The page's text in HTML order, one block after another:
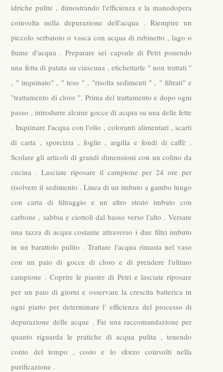
idriche pulite , dimostrando l'efficienza e la manodopera
coinvolta nella depurazione dell'acqua . Riempire un
piccolo serbatoio o vasca con acqua di rubinetto , lago o
fiume d'acqua . Preparare sei capsule di Petri ponendo
una fetta di patata su ciascuna , etichettarle " non trattati "
, " inquinato" , " teso " , "risolta sedimenti " , " filtrati" e
"trattamento di cloro ". Prima del trattamento e dopo ogni
passo , introdurre alcune gocce di acqua su una delle fette
. Inquinare l'acqua con l'olio , coloranti alimentari , scarti
di carta , sporcizia , foglie , argilla e fondi di caffè .
Scolare gli articoli di grandi dimensioni con un colino da
cucina . Lasciate riposare il campione per 24 ore per
risolvere il sedimento . Linea di un imbuto a gambo lungo
con carta di filtraggio e un altro strato imbuto con
carbone , sabbia e ciottoli dal basso verso l'alto . Versare
una tazza di acqua costante attraverso i due filtri imbuto
in un barattolo pulito . Trattare l'acqua rimasta nel vaso
con un paio di gocce di cloro e di prendere l'ultimo
campione . Coprire le piastre di Petri e lasciate riposare
per un paio di giorni e osservare la crescita batterica in
ogni piatto per determinare l' efficienza del processo di
depurazione delle acque . Fai una raccomandazione per
quanto riguarda le pratiche di acqua pulita , tenendo
conto del tempo , costo e lo sforzo coinvolti nella
purificazione .